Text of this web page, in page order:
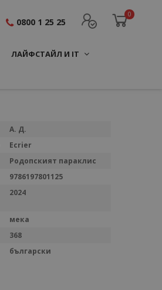
0
0800 1 25 25
ЛАЙФСТАЙЛ И IT
А. Д.
Ecrier
Родопският параклис
9786197801125
2024
мека
368
български